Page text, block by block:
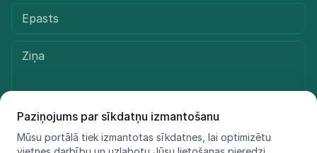
Paziņojums par sīkdatņu izmantošanu
Mūsu portālā tiek izmantotas sīkdatnes, lai optimizētu
Sūtīt ziņu